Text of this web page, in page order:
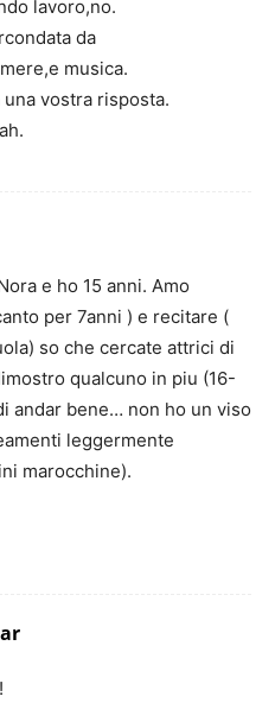
lavoro,no.
da
musica.
vostra risposta.
e ho 15 anni. Amo
per 7anni ) e recitare (
so che cercate attrici di
qualcuno in piu (16-
andar bene… non ho un viso
leggermente
marocchine).